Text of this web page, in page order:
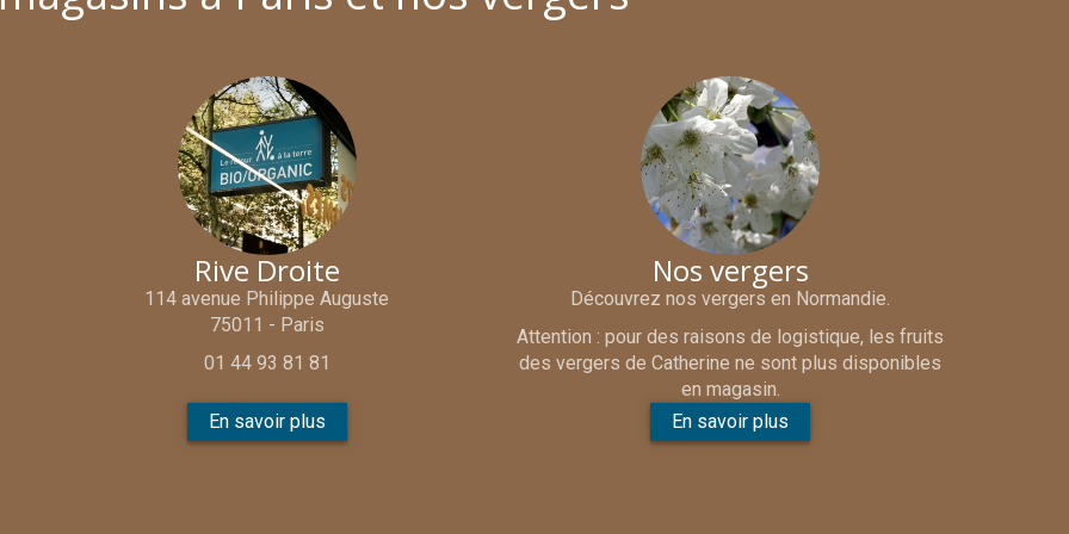
Rive Droite
114 avenue Philippe Auguste
75011 - Paris
01 44 93 81 81
En savoir plus
Nos vergers
Découvrez nos vergers en Normandie.
Attention : pour des raisons de logistique, les fruits
des vergers de Catherine ne sont plus disponibles
en magasin.
En savoir plus